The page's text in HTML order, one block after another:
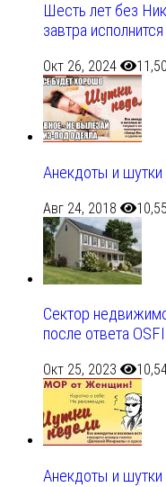
Шесть лет без
завтра
Окт 26, 2024
Анекдоты и
Авг 24, 2018
Сектор
после ответа
Окт 25, 2023
Анекдоты и